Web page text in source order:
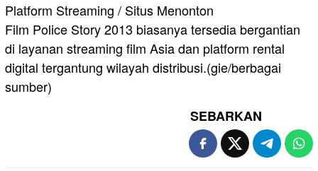
Platform Streaming / Situs Menonton
Film Police Story 2013 biasanya tersedia bergantian
di layanan streaming film Asia dan platform rental
digital tergantung wilayah distribusi.(gie/berbagai
sumber)
SEBARKAN